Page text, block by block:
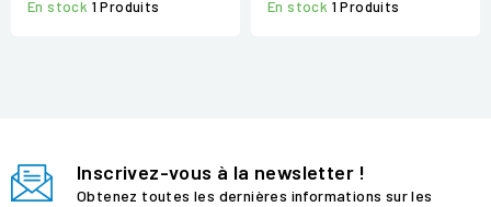
En stock 1 Produits En stock 1 Produits
Inscrivez-vous à la newsletter !
Obtenez toutes les dernières informations sur les